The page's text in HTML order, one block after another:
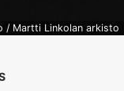
/ Martti Linkolan arkisto